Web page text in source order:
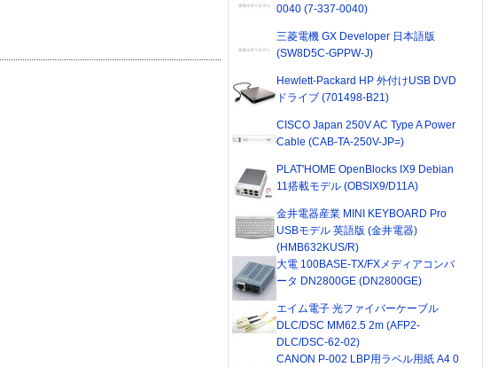
0040 (7-337-0040)
三菱電機 GX Developer 日本語版
(SW8D5C-GPPW-J)
Hewlett-Packard HP 外付けUSB DVD
ドライブ (701498-B21)
CISCO Japan 250V AC Type A Power
Cable (CAB-TA-250V-JP=)
PLAT'HOME OpenBlocks IX9 Debian
11搭載モデル (OBSIX9/D11A)
金井電器産業 MINI KEYBOARD Pro
USBモデル 英語版 (金井電器)
(HMB632KUS/R)
大電 100BASE-TX/FXメディアコンバ
ータ DN2800GE (DN2800GE)
エイム電子 光ファイバーケーブル
DLC/DSC MM62.5 2m (AFP2-
DLC/DSC-62-02)
CANON P-002 LBP用ラベル用紙 A4 0